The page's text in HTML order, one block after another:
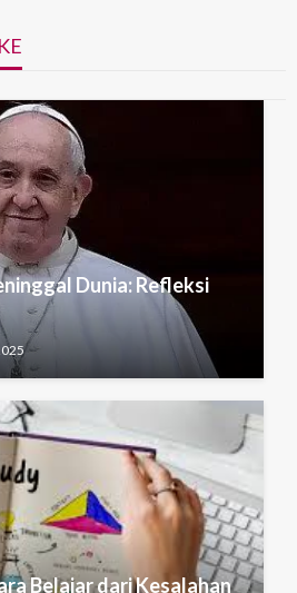
Dunia: Refleksi
Belajar dari Kesalahan